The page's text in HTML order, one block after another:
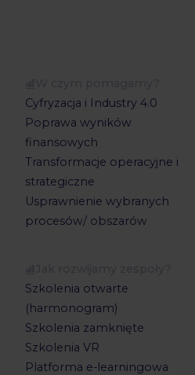
Cyfryzacja i Industry 4.0
Poprawa wyników
finansowych
Transformacje operacyjne i
strategiczne
Usprawnienie wybranych
procesów/ obszarów
Szkolenia otwarte
(harmonogram)
Szkolenia zamknięte
Szkolenia VR
Platforma e-learningowa